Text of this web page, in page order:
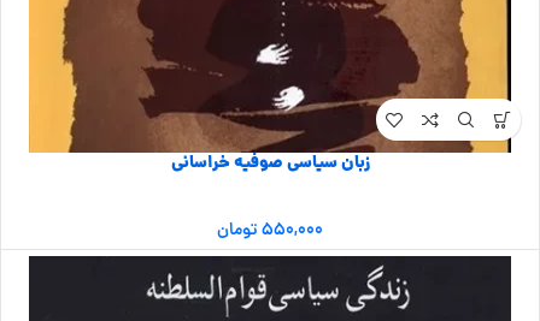
زبان سیاسی صوفیه خراسانی
۵۵۰,۰۰۰تومان